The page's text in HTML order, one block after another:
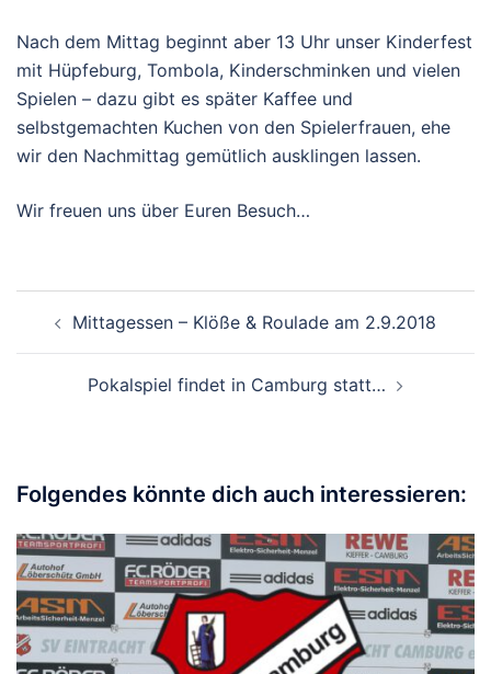
Nach dem Mittag beginnt aber 13 Uhr unser Kinderfest
mit Hüpfeburg, Tombola, Kinderschminken und vielen
Spielen – dazu gibt es später Kaffee und
selbstgemachten Kuchen von den Spielerfrauen, ehe
wir den Nachmittag gemütlich ausklingen lassen.
Wir freuen uns über Euren Besuch…
Mittagessen – Klöße & Roulade am 2.9.2018
Pokalspiel findet in Camburg statt…
Folgendes könnte dich auch interessieren: